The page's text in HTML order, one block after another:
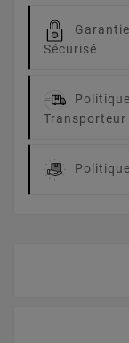
Sécurisé
Transporteur